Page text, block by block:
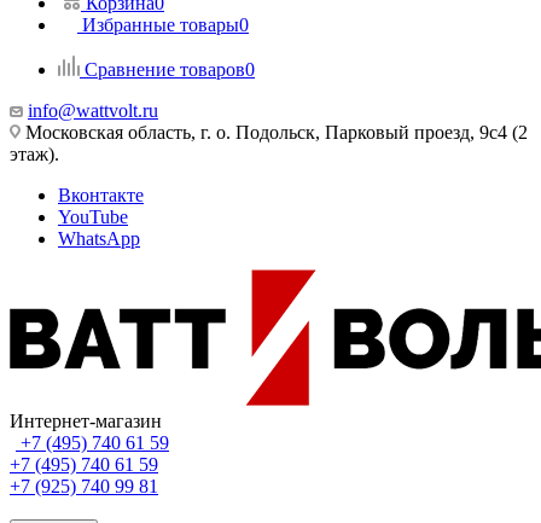
Избранные товары0
Сравнение товаров0
info@wattvolt.ru
Московская область, г. о. Подольск, Парковый проезд, 9с4 (2
этаж).
Вконтакте
YouTube
WhatsApp
Интернет-магазин
+7 (495) 740 61 59
+7 (495) 740 61 59
+7 (925) 740 99 81